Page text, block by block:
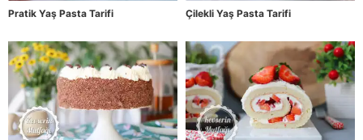
Pratik Yaş Pasta Tarifi Çilekli Yaş Pasta Tarifi